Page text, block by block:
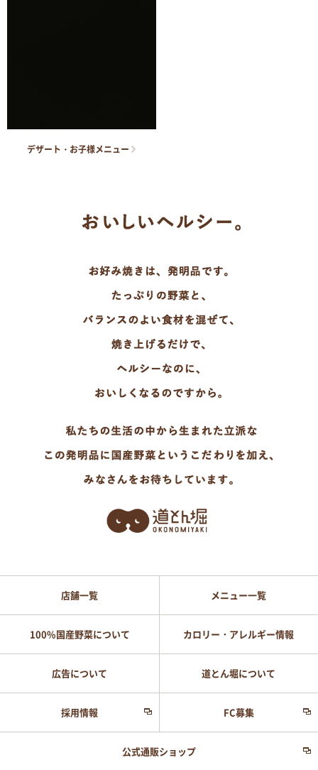
デザート・お子様メニュー
店舗一覧 メニュー一覧
100%国産野菜について カロリー・アレルギー情報
広告について 道とん堀について
採用情報 FC募集
公式通販ショップ